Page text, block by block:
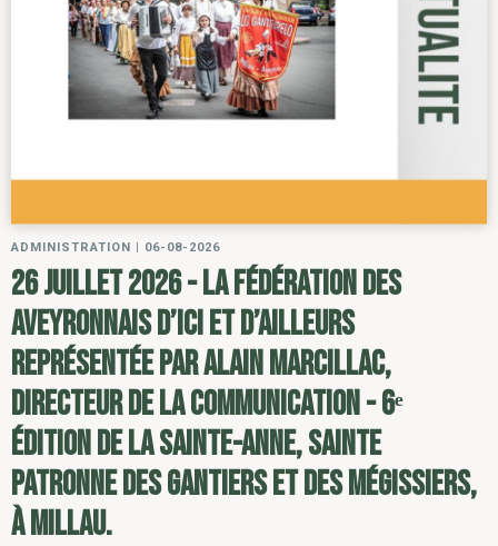
ADMINISTRATION | 06-08-2026
26 juillet 2026 - la Fédération des
Aveyronnais d’ici et d’ailleurs
représentée par Alain Marcillac,
directeur de la communication - 6ᵉ
édition de la Sainte-Anne, sainte
patronne des gantiers et des mégissiers,
à Millau.